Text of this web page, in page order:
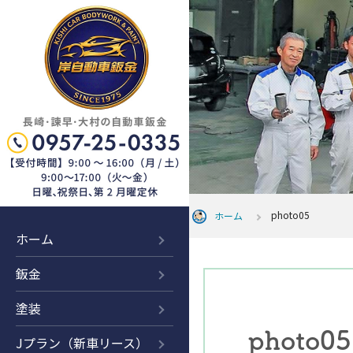
ホーム
鈑金
塗装
Jプラン（新車リース）
ホーム photo05
photo05